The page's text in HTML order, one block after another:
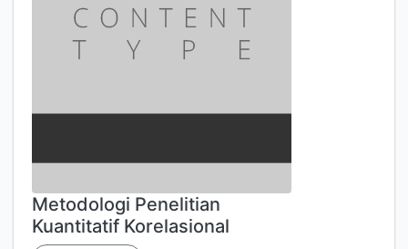
Metodologi Penelitian
Kuantitatif Korelasional